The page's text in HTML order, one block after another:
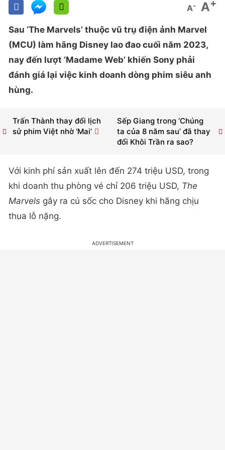
A- A+
Sau ‘The Marvels’ thuộc vũ trụ điện ảnh Marvel
(MCU) làm hãng Disney lao đao cuối năm 2023,
nay đến lượt ‘Madame Web’ khiến Sony phải
đánh giá lại việc kinh doanh dòng phim siêu anh
hùng.
Sếp Giang trong ‘Chúng
ta của 8 năm sau’ đã thay
đổi Khôi Trần ra sao?
Trấn Thành thay đổi lịch
sử phim Việt nhờ ‘Mai’
Với kinh phí sản xuất lên đến 274 triệu USD, trong
khi doanh thu phòng vé chỉ 206 triệu USD, The
Marvels gây ra cú sốc cho Disney khi hãng chịu
thua lỗ nặng.